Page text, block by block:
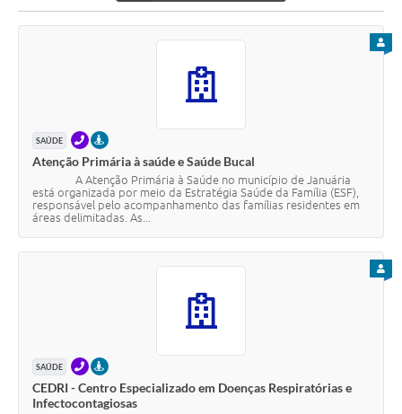
Diário Oficial
Serviços Online
SAÚDE TELEFONEPRESENCIAL
Atenção Primária à saúde e Saúde Bucal
A Atenção Primária à Saúde no município de Januária
está organizada por meio da Estratégia Saúde da Família (ESF),
responsável pelo acompanhamento das famílias residentes em
áreas delimitadas. As...
SAÚDE TELEFONEPRESENCIAL
CEDRI - Centro Especializado em Doenças Respiratórias e
Infectocontagiosas